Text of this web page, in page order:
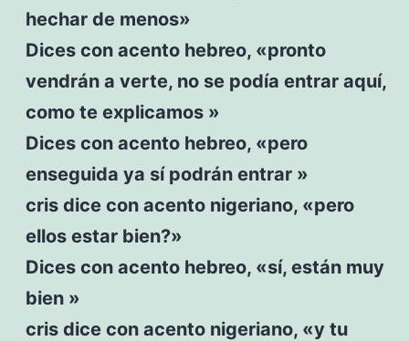
hechar de menos»
Dices con acento hebreo, «pronto
vendrán a verte, no se podía entrar aquí,
como te explicamos »
Dices con acento hebreo, «pero
enseguida ya sí podrán entrar »
cris dice con acento nigeriano, «pero
ellos estar bien?»
Dices con acento hebreo, «sí, están muy
bien »
cris dice con acento nigeriano, «y tu